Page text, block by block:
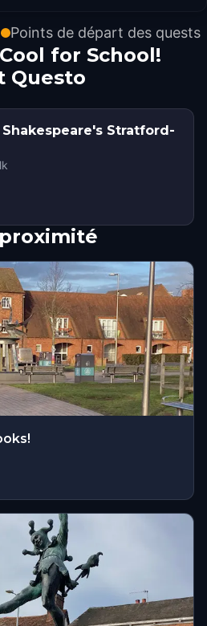
Points de départ des quests
for School!
Questo
Stratford-